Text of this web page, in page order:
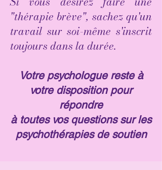
"thérapie brève", sachez qu'un
travail sur soi-même s'inscrit
toujours dans la durée.
Votre psychologue reste à
votre disposition pour
répondre
à toutes vos questions sur les
psychothérapies de soutien